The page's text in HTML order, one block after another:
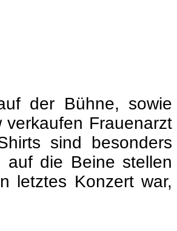
der Bühne, sowie
Frauenarzt
sind besonders
die Beine stellen
letztes Konzert war,